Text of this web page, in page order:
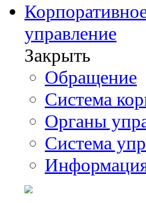
управление
Закрыть
Обращение
Система
Органы
Система